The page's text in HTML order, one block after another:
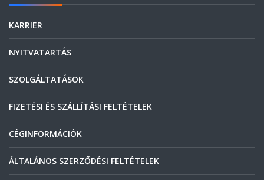
KARRIER
NYITVATARTÁS
SZOLGÁLTATÁSOK
FIZETÉSI ÉS SZÁLLÍTÁSI FELTÉTELEK
CÉGINFORMÁCIÓK
ÁLTALÁNOS SZERZŐDÉSI FELTÉTELEK